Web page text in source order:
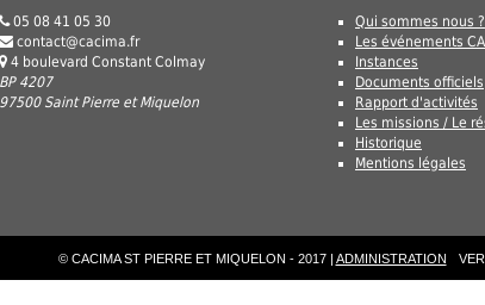
05 08 41 05 30
contact@cacima.fr
4 boulevard Constant Colmay
BP 4207
97500 Saint Pierre et Miquelon
Qui sommes nous ?
Les événements
Instances
Documents officiels
Rapport d'activités
Les missions / Le
Historique
Mentions légales
© CACIMA ST PIERRE ET MIQUELON - 2017 | ADMINISTRATION